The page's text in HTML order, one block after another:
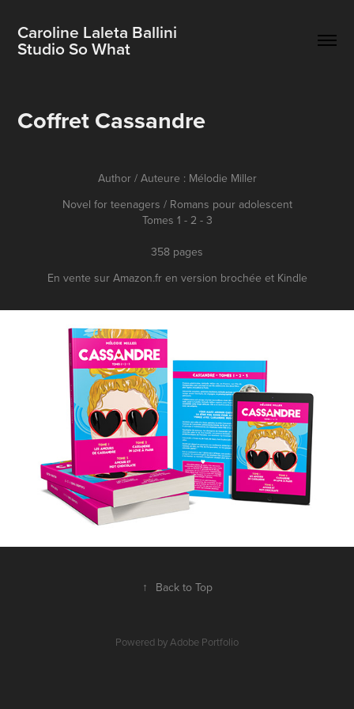
Caroline Laleta Ballini
Studio So What
Coffret Cassandre
Author / Auteure : Mélodie Miller
Novel for teenagers / Romans pour adolescent
Tomes 1 - 2 - 3
358 pages
En vente sur Amazon.fr en version brochée et Kindle
↑ Back to Top
Powered byAdobe Portfolio